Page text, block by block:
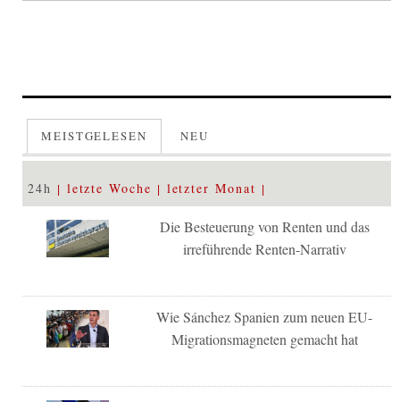
MEISTGELESEN NEU
24h letzte Woche letzter Monat
Die Besteuerung von Renten und das
irreführende Renten-Narrativ
Wie Sánchez Spanien zum neuen EU-
Migrationsmagneten gemacht hat